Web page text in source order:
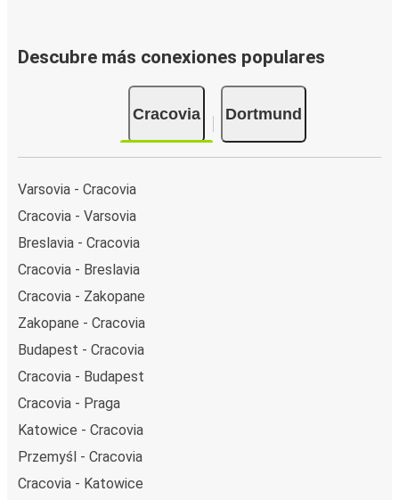
Descubre más conexiones populares
Cracovia Dortmund
Varsovia - Cracovia
Cracovia - Varsovia
Breslavia - Cracovia
Cracovia - Breslavia
Cracovia - Zakopane
Zakopane - Cracovia
Budapest - Cracovia
Cracovia - Budapest
Cracovia - Praga
Katowice - Cracovia
Przemyśl - Cracovia
Cracovia - Katowice